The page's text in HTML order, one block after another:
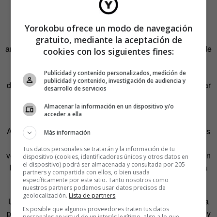
éxito depende en mayor medida de nuestra
responsabilidad.
Tan importante es la transparencia que mencionábamos
antes, como el proceso que ponemos en marcha a través de
honesta de trabajo en equipo, de perfiles y disciplinas
diferentes. Para conocer las experiencias debemos integrar
cliente y organización.
Aquí la clave está precisamente en saber qué herramientas
utilizar, ya que la gran mayoría de las que conocemos o
venimos utilizando en la investigación tradicional funcionan
bajo el supuesto de que el cliente está fuera de la cadena
de valor.
Un buen comienzo podrían ser talleres de cocreación para
pintar el viaje del nuevo servicio e identificar necesidades y
Yorokobu ofrece un modo de navegación
gratuito, mediante la aceptación de
cookies con los siguientes fines:
Publicidad y contenido personalizados, medición de
publicidad y contenido, investigación de audiencia y
desarrollo de servicios
Almacenar la información en un dispositivo y/o
acceder a ella
Más información
Tus datos personales se tratarán y la información de tu
dispositivo (cookies, identificadores únicos y otros datos en
el dispositivo) podrá ser almacenada y consultada por 205
partners y compartida con ellos, o bien usada
específicamente por este sitio. Tanto nosotros como
nuestros partners podemos usar datos precisos de
geolocalización. Lista de partners.
Es posible que algunos proveedores traten tus datos